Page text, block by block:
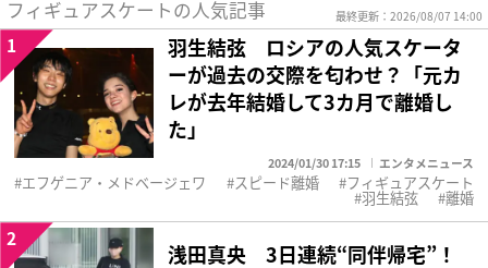
フィギュアスケートの人気記事 最終更新：2026/08/07 14:00
羽生結弦 ロシアの人気スケータ
ーが過去の交際を匂わせ？「元カ
レが去年結婚して3カ月で離婚し
た」
2024/01/30 17:15 エンタメニュース
1
エフゲニア・メドベージェワ スピード離婚 フィギュアスケート
羽生結弦 離婚
浅田真央 3日連続“同伴帰宅”！
2